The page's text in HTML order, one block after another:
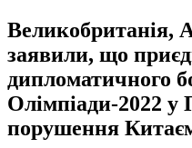
Великобританія,
заявили, що
дипломатичного
Олімпіади-2022 у
порушення